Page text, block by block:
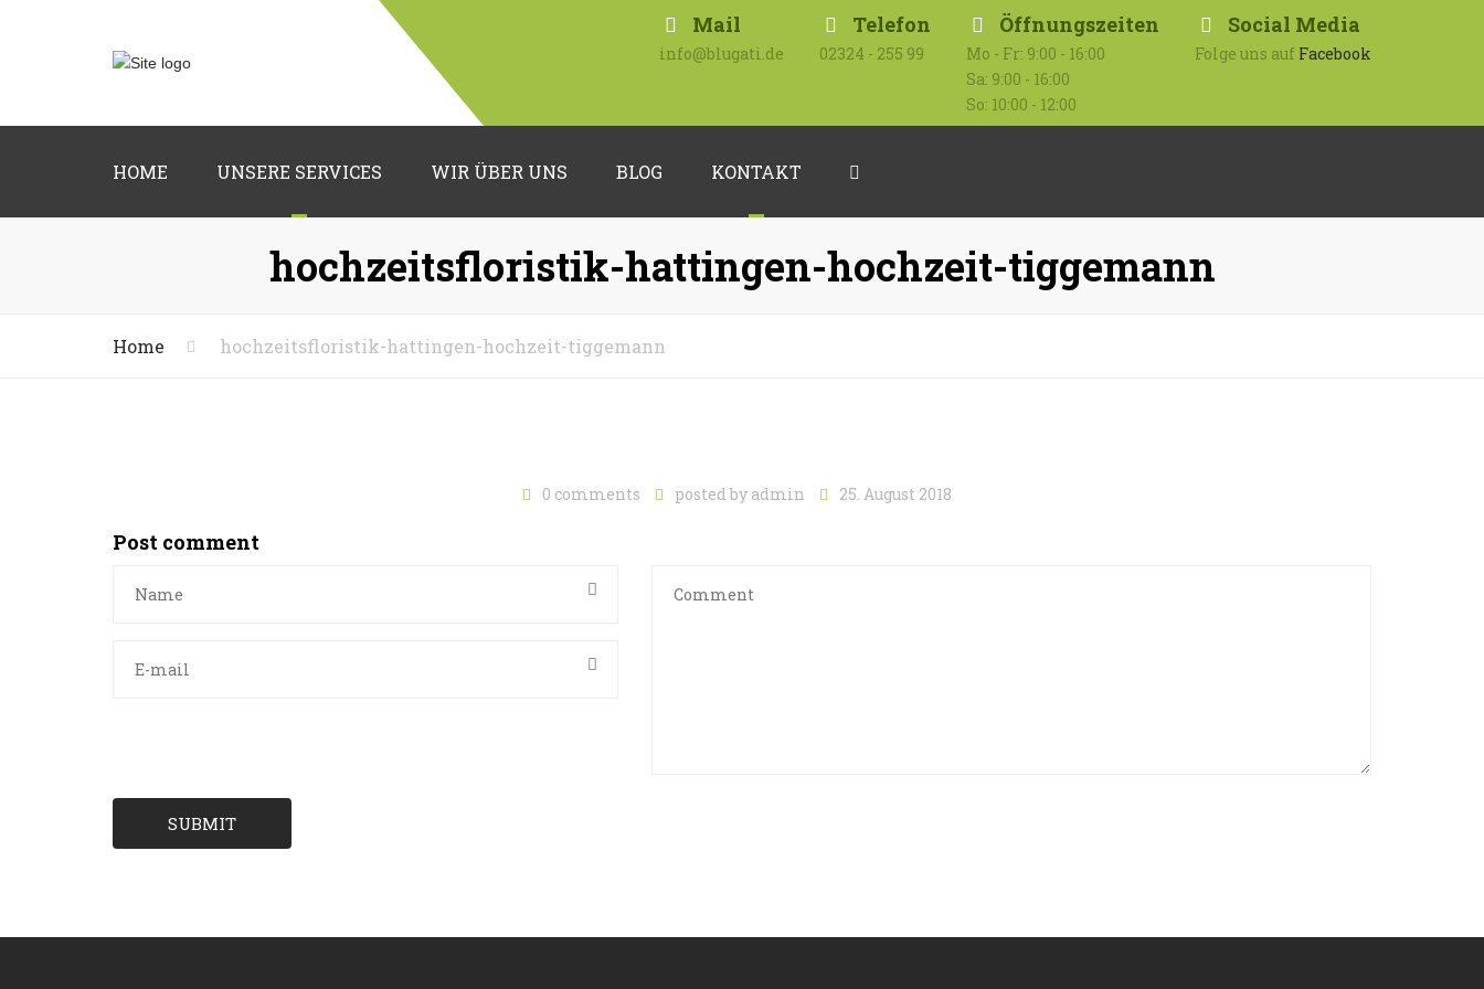
Mail
info@blugati.de
Telefon
02324 - 255 99
Öffnungszeiten
Mo - Fr: 9:00 - 16:00
Sa: 9:00 - 16:00
So: 10:00 - 12:00
Social Media
Folge uns auf Facebook
HOME UNSERE SERVICES
Trauerfloristik
Grabpflege
WIR ÜBER UNS BLOG KONTAKT
Datenschutzerklärung
hochzeitsfloristik-hattingen-hochzeit-tiggemann
Home hochzeitsfloristik-hattingen-hochzeit-tiggemann
0 comments posted by admin 25. August 2018
Post comment
SUBMIT